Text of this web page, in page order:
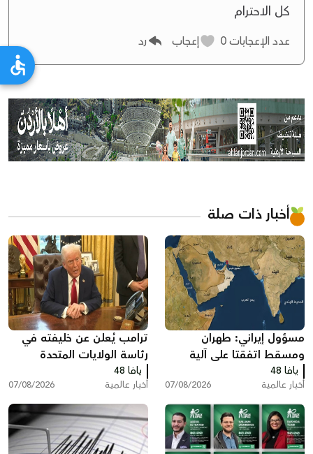
كل الاحترام
عدد الإعجابات إعجاب رد
أخبار ذات صلة
مسؤول إيراني: طهران
ومسقط اتفقتا على آلية
لعبور مضيق هرمز تتضمن
رسوم خدماتية
يافا 48
أخبار عالمية 07/08/2026
ترامب يُعلن عن خليفته في
رئاسة الولايات المتحدة
يافا 48
أخبار عالمية 07/08/2026